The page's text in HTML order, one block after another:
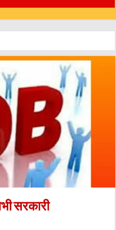
नागरिको का हित के दृष्टिकोण से
सरकारी